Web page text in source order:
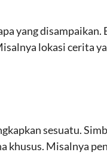
yang disampaikan.
lokasi cerita
sesuatu.
khusus. Misalnya